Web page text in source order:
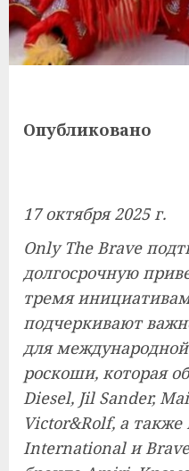
Опубликовано
17 октября 2025 г.
Only The Brave
долгосрочную
тремя
подчеркивают
для
роскоши, которая
Diesel, Jil Sander,
Victor&Rolf, а
International и